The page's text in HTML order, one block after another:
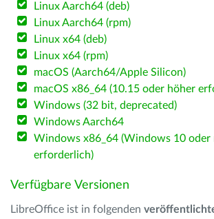
Linux Aarch64 (deb)
Linux Aarch64 (rpm)
Linux x64 (deb)
Linux x64 (rpm)
macOS (Aarch64/Apple Silicon)
macOS x86_64 (10.15 oder höher
Windows (32 bit, deprecated)
Windows Aarch64
Windows x86_64 (Windows 10 oder
erforderlich)
Verfügbare Versionen
LibreOffice ist in folgenden